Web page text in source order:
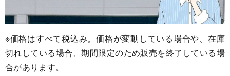
※価格はすべて税込み。価格が変動している場合や、在庫
切れしている場合、期間限定のため販売を終了している場
合があります。